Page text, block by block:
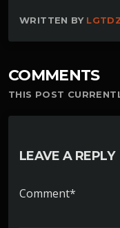
WRITTEN BY
COMMENTS
THIS POST
LEAVE A REPLY
Comment*